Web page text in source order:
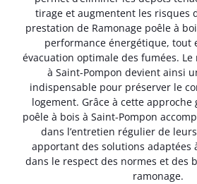
tirage et augmentent les risques
prestation de Ramonage poêle à
performance énergétique, tout
évacuation optimale des fumées.
à Saint-Pompon devient ainsi
indispensable pour préserver le
logement. Grâce à cette approche
poêle à bois à Saint-Pompon
dans l’entretien régulier de
apportant des solutions adaptées
dans le respect des normes et des
ramonage.